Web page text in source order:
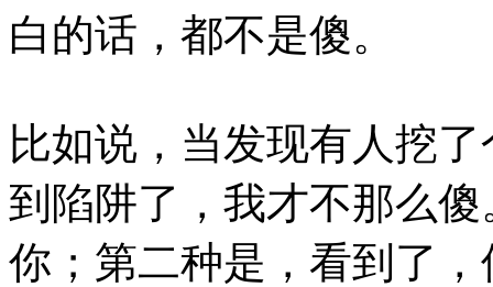
白的话，都不是傻。
比如说，当发现有人挖
到陷阱了，我才不那么
你；第二种是，看到了